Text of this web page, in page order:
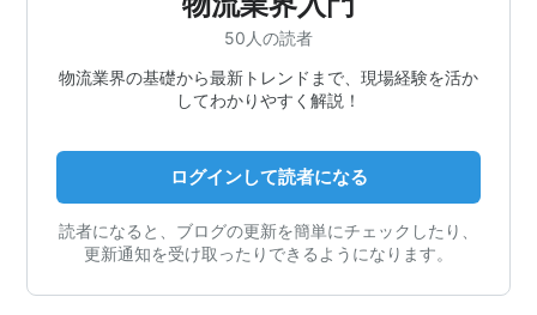
50人の読者
物流業界の基礎から最新トレンドまで、現場経験を活か
してわかりやすく解説！
ログインして読者になる
読者になると、ブログの更新を簡単にチェックしたり、
更新通知を受け取ったりできるようになります。